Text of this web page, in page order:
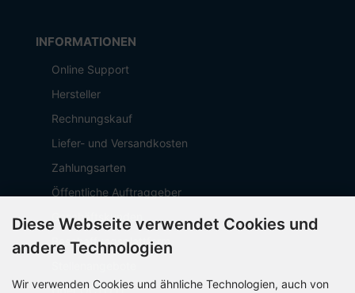
INFORMATIONEN
Online Support
Hersteller
Rechnungskauf
Liefer- und Versandkosten
Zahlungsarten
Öffentliche Auftraggeber
Geschäftskunden
Beschaffungsplattform
Über OCTO IT
Diese Webseite verwendet Cookies und
andere Technologien
Wir verwenden Cookies und ähnliche Technologien, auch von